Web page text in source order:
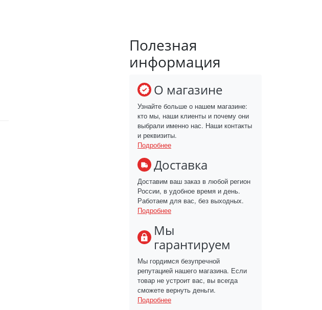
Полезная
информация
О магазине
Узнайте больше о нашем магазине:
кто мы, наши клиенты и почему они
выбрали именно нас. Наши контакты
и реквизиты.
Подробнее
Доставка
Доставим ваш заказ в любой регион
России, в удобное время и день.
Работаем для вас, без выходных.
Подробнее
Мы
гарантируем
Мы гордимся безупречной
репутацией нашего магазина. Если
товар не устроит вас, вы всегда
сможете вернуть деньги.
Подробнее